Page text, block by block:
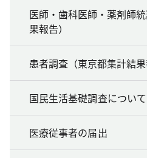
医師・歯科医師・薬剤師
果報告）
患者調査（東京都集計結果
国民生活基礎調査について
医療従事者の届出